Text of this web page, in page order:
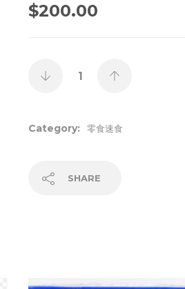
$200.00
Category: 零食速食
SHARE